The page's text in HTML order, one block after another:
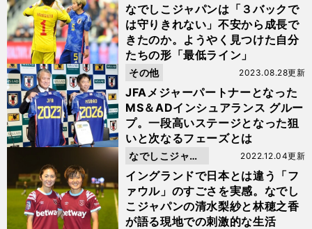
なでしこジャパンは「３バックで
は守りきれない」不安から成長で
きたのか。ようやく見つけた自分
たちの形「最低ライン」
ン
JFAメジャーパートナーとなった
MS＆ADインシュアランス グルー
プ。一段高いステージとなった狙
いと次なるフェーズとは
2023.08.28更新
その他
イングランドで日本とは違う「フ
ァウル」のすごさを実感。なでし
こジャパンの清水梨紗と林穂之香
が語る現地での刺激的な生活
2022.12.04更新
なでしこジャパ
ン